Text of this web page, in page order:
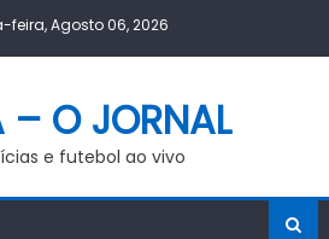
feira, Agosto 06, 2026
– O JORNAL
e futebol ao vivo